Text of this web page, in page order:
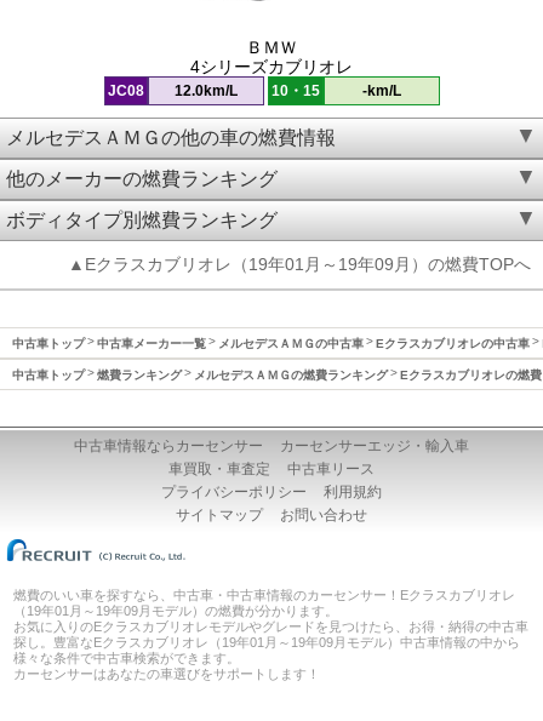
ＢＭＷ
4シリーズカブリオレ
JC08 12.0km/L 10・15 -km/L
メルセデスＡＭＧの他の車の燃費情報
他のメーカーの燃費ランキング
ボディタイプ別燃費ランキング
▲Eクラスカブリオレ（19年01月～19年09月）の燃費TOPへ
中古車トップ 中古車メーカー一覧 メルセデスＡＭＧの中古車 Eクラスカブリオレの中古車
中古車トップ 燃費ランキング メルセデスＡＭＧの燃費ランキング Eクラスカブリオレの燃費
中古車情報ならカーセンサー
カーセンサーエッジ・輸入車
車買取・車査定
中古車リース
プライバシーポリシー
利用規約
サイトマップ
お問い合わせ
燃費のいい車を探すなら、中古車・中古車情報のカーセンサー！Eクラスカブリオレ
（19年01月～19年09月モデル）の燃費が分かります。
お気に入りのEクラスカブリオレモデルやグレードを見つけたら、お得・納得の中古車
探し。豊富なEクラスカブリオレ（19年01月～19年09月モデル）中古車情報の中から
様々な条件で中古車検索ができます。
カーセンサーはあなたの車選びをサポートします！